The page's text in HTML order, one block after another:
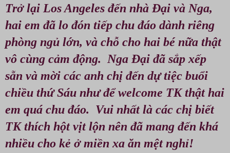
Trở lại Los Angeles đến nhà Đại và Nga,
hai em đã lo đón tiếp chu đáo dành riêng
phòng ngủ lớn, và chỗ cho hai bé nữa thật
vô cùng cảm động. Nga Đại đã sắp xếp
sẵn và mời các anh chị đến dự tiệc buổi
chiều thứ Sáu như để welcome TK thật hai
em quá chu đáo. Vui nhất là các chị biết
TK thích hột vịt lộn nên đã mang đến khá
nhiều cho kẻ ở miền xa ăn mệt nghỉ!